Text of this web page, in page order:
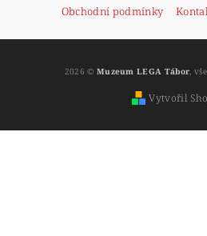
Obchodní podmínky
2026 © Muzeum LEGA Tábor ,
Vytvořil